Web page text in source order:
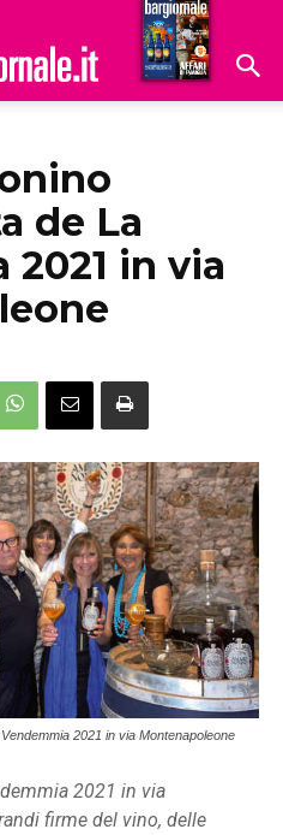
Hoteldomani
de La
in via
2021 in via Montenapoleone
2021 in via
firme del vino, delle